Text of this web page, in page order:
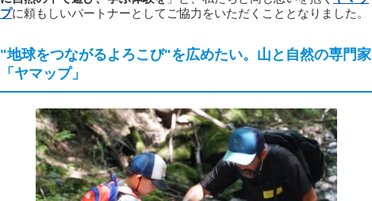
プに頼もしいパートナーとしてご協力をいただくこととなりました。
"地球をつながるよろこび"を広めたい。山と自然の専門家
「ヤマップ」